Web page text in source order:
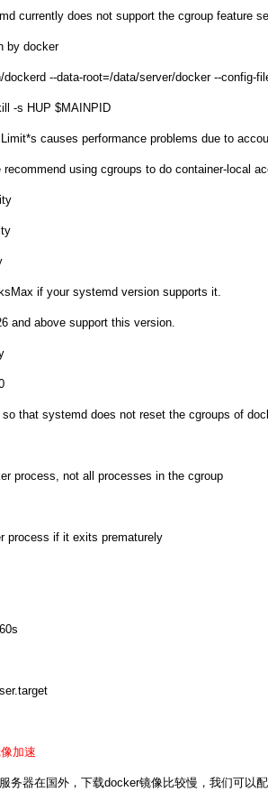
currently does not support the cgroup feature
by docker
--data-root=/data/server/docker --config-
-s HUP $MAINPID
causes performance problems due to
using cgroups to do container-local
if your systemd version supports it.
and above support this version.
that systemd does not reset the cgroups of
process, not all processes in the cgroup
process if it exits prematurely
加速
务器在国外，下载docker镜像比较慢，我们可以